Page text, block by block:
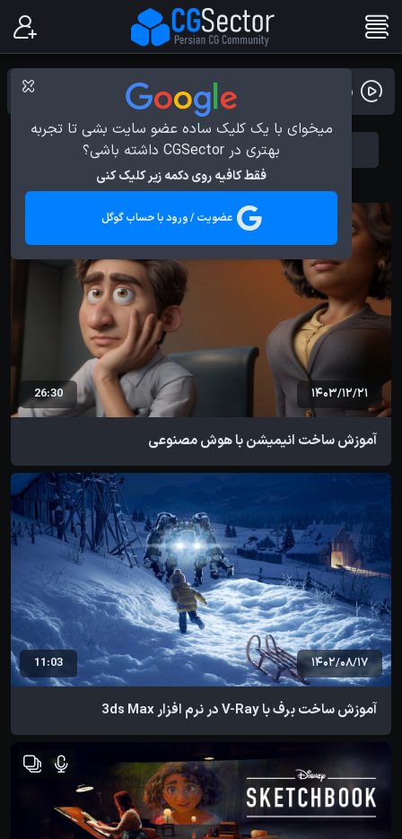
میخوای با یک کلیک ساده عضو سایت بشی تا تجربه
بهتری در CGSector داشته باشی؟
فقط کافیه روی دکمه زیر کلیک کنی
عضویت / ورود با حساب گوگل
ویدیو بلاگ
News
1403/12/21
26:30
آموزش ساخت انیمیشن با هوش مصنوعی
1402/08/17
11:03
آموزش ساخت برف با V-Ray در نرم افزار 3ds Max